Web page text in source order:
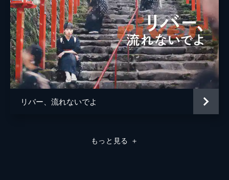
リバー、流れないでよ
もっと見る ＋